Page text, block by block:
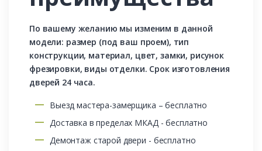
По вашему желанию мы изменим в данной
модели: размер (под ваш проем), тип
конструкции, материал, цвет, замки, рисунок
фрезировки, виды отделки. Срок изготовления
дверей 24 часа.
Выезд мастера-замерщика – бесплатно
Доставка в пределах МКАД - бесплатно
Демонтаж старой двери - бесплатно